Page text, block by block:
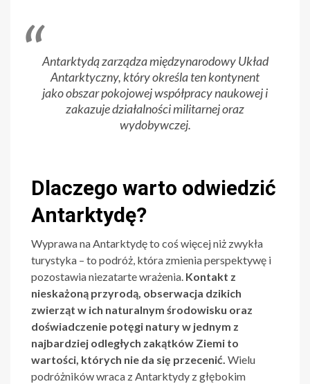
Antarktydą zarządza międzynarodowy Układ
Antarktyczny, który określa ten kontynent
jako obszar pokojowej współpracy naukowej i
zakazuje działalności militarnej oraz
wydobywczej.
Dlaczego warto odwiedzić
Antarktydę?
Wyprawa na Antarktydę to coś więcej niż zwykła
turystyka – to podróż, która zmienia perspektywę i
pozostawia niezatarte wrażenia. Kontakt z
nieskażoną przyrodą, obserwacja dzikich
zwierząt w ich naturalnym środowisku oraz
doświadczenie potęgi natury w jednym z
najbardziej odległych zakątków Ziemi to
wartości, których nie da się przecenić. Wielu
podróżników wraca z Antarktydy z głębokim